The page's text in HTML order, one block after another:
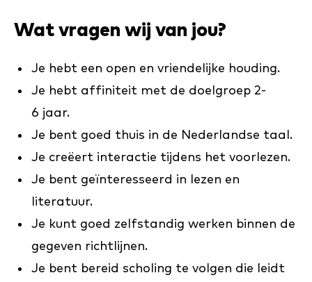
Wat vragen wij van jou?
Je hebt een open en vriendelijke houding.
Je hebt affiniteit met de doelgroep 2-
6 jaar.
Je bent goed thuis in de Nederlandse taal.
Je creëert interactie tijdens het voorlezen.
Je bent geïnteresseerd in lezen en
literatuur.
Je kunt goed zelfstandig werken binnen de
gegeven richtlijnen.
Je bent bereid scholing te volgen die leidt